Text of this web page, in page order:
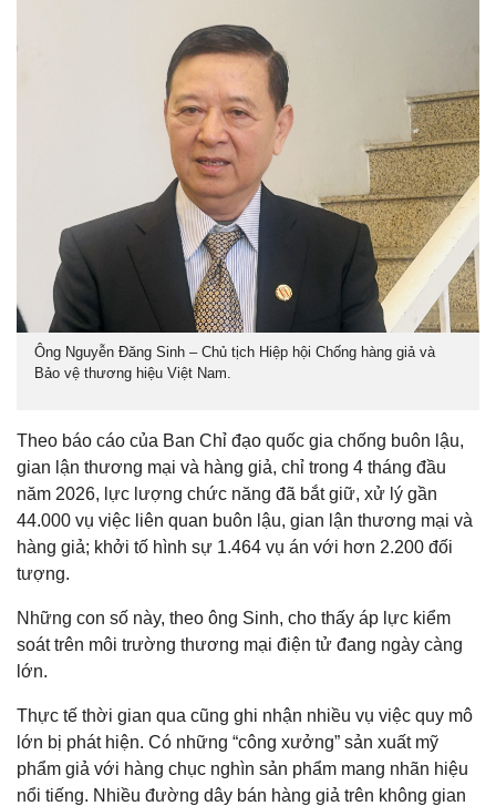
Ông Nguyễn Đăng Sinh – Chủ tịch Hiệp hội Chống hàng giả và
Bảo vệ thương hiệu Việt Nam.
Theo báo cáo của Ban Chỉ đạo quốc gia chống buôn lậu,
gian lận thương mại và hàng giả, chỉ trong 4 tháng đầu
năm 2026, lực lượng chức năng đã bắt giữ, xử lý gần
44.000 vụ việc liên quan buôn lậu, gian lận thương mại và
hàng giả; khởi tố hình sự 1.464 vụ án với hơn 2.200 đối
tượng.
Những con số này, theo ông Sinh, cho thấy áp lực kiểm
soát trên môi trường thương mại điện tử đang ngày càng
lớn.
Thực tế thời gian qua cũng ghi nhận nhiều vụ việc quy mô
lớn bị phát hiện. Có những “công xưởng” sản xuất mỹ
phẩm giả với hàng chục nghìn sản phẩm mang nhãn hiệu
nổi tiếng. Nhiều đường dây bán hàng giả trên không gian